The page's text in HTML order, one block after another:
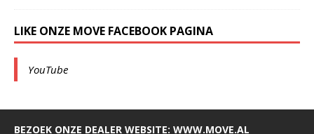
LIKE ONZE MOVE FACEBOOK PAGINA
YouTube
BEZOEK ONZE DEALER WEBSITE: WWW.MOVE.AL